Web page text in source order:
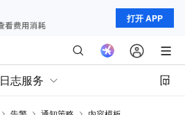
打开 APP
日志服务